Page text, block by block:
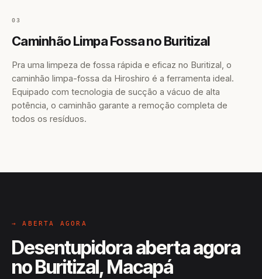
03
Caminhão Limpa Fossa no Buritizal
Pra uma limpeza de fossa rápida e eficaz no Buritizal, o
caminhão limpa-fossa da Hiroshiro é a ferramenta ideal.
Equipado com tecnologia de sucção a vácuo de alta
potência, o caminhão garante a remoção completa de
todos os resíduos.
→ ABERTA AGORA
Desentupidora aberta agora
no Buritizal, Macapá